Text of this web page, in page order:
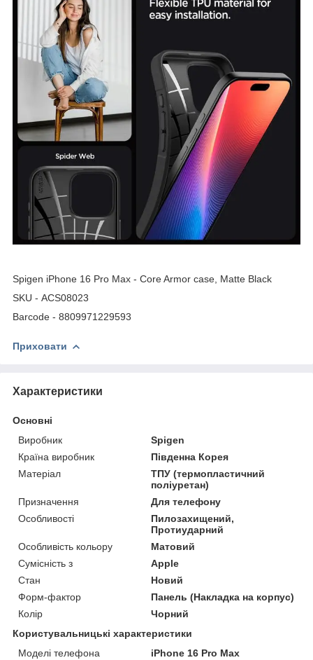
Spigen iPhone 16 Pro Max - Core Armor case, Matte Black
SKU - ACS08023
Barcode - 8809971229593
Приховати
Характеристики
Основні
Виробник
Spigen
Країна виробник
Південна Корея
Матеріал
ТПУ (термопластичний
поліуретан)
Призначення
Для телефону
Особливості
Пилозахищений,
Протиударний
Особливість кольору
Матовий
Сумісність з
Apple
Стан
Новий
Форм-фактор
Панель (Накладка на корпус)
Колір
Чорний
Користувальницькі характеристики
Моделі телефона
iPhone 16 Pro Max